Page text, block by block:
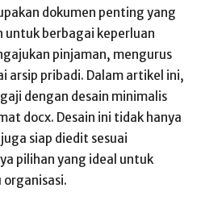
dokumen penting yang
untuk berbagai keperluan
pinjaman, mengurus
arsip pribadi. Dalam artikel ini,
dengan desain minimalis
docx. Desain ini tidak hanya
siap diedit sesuai
pilihan yang ideal untuk
organisasi.